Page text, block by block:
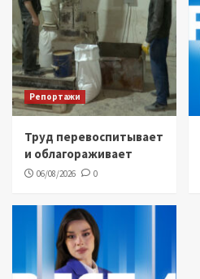
Репортажи
Труд перевоспитывает
и облагораживает
06/08/2026 0